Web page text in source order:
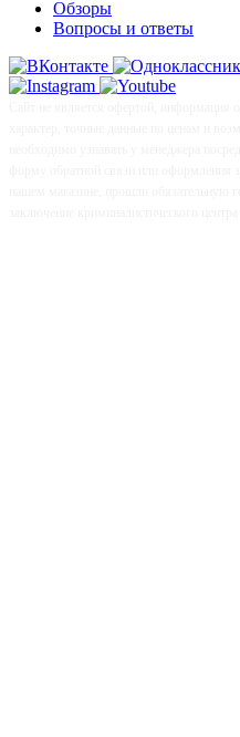
Обзоры
Вопросы и ответы